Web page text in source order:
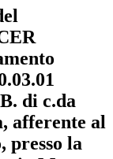
di c.da
afferente al
presso la